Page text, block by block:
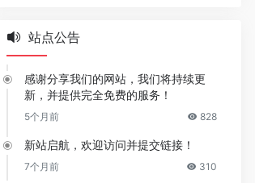
站点公告
感谢分享我们的网站，我们将持续更
新，并提供完全免费的服务！
5个月前 828
新站启航，欢迎访问并提交链接！
7个月前 310